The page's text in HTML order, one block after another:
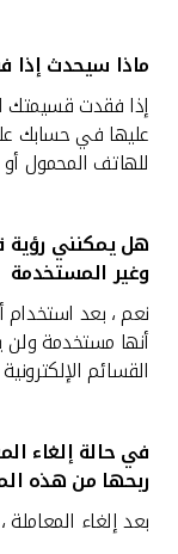
ماذا سيحدث إذا
إذا فقدت قسيمتك
عليها في حسابك
للهاتف المحمول
هل يمكنني رؤية
وغير المستخدمة
نعم ، بعد
أنها مستخدمة
القسائم
في حالة إلغاء
ربحها من هذه
بعد إلغاء